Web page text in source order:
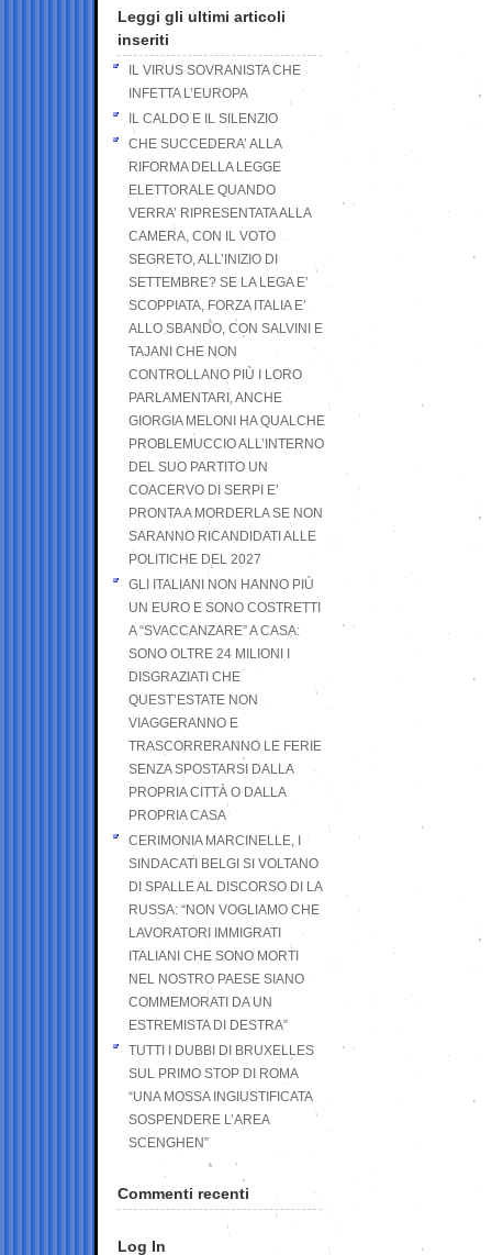
Leggi gli ultimi articoli
inseriti
IL VIRUS SOVRANISTA CHE
INFETTA L’EUROPA
IL CALDO E IL SILENZIO
CHE SUCCEDERA’ ALLA
RIFORMA DELLA LEGGE
ELETTORALE QUANDO
VERRA’ RIPRESENTATA ALLA
CAMERA, CON IL VOTO
SEGRETO, ALL’INIZIO DI
SETTEMBRE? SE LA LEGA E’
SCOPPIATA, FORZA ITALIA E’
ALLO SBANDO, CON SALVINI E
TAJANI CHE NON
CONTROLLANO PIÙ I LORO
PARLAMENTARI, ANCHE
GIORGIA MELONI HA QUALCHE
PROBLEMUCCIO ALL’INTERNO
DEL SUO PARTITO UN
COACERVO DI SERPI E’
PRONTA A MORDERLA SE NON
SARANNO RICANDIDATI ALLE
POLITICHE DEL 2027
GLI ITALIANI NON HANNO PIÙ
UN EURO E SONO COSTRETTI
A “SVACCANZARE” A CASA:
SONO OLTRE 24 MILIONI I
DISGRAZIATI CHE
QUEST’ESTATE NON
VIAGGERANNO E
TRASCORRERANNO LE FERIE
SENZA SPOSTARSI DALLA
PROPRIA CITTÀ O DALLA
PROPRIA CASA
CERIMONIA MARCINELLE, I
SINDACATI BELGI SI VOLTANO
DI SPALLE AL DISCORSO DI LA
RUSSA: “NON VOGLIAMO CHE
LAVORATORI IMMIGRATI
ITALIANI CHE SONO MORTI
NEL NOSTRO PAESE SIANO
COMMEMORATI DA UN
ESTREMISTA DI DESTRA”
TUTTI I DUBBI DI BRUXELLES
SUL PRIMO STOP DI ROMA
“UNA MOSSA INGIUSTIFICATA
SOSPENDERE L’AREA
SCENGHEN”
Commenti recenti
Log In